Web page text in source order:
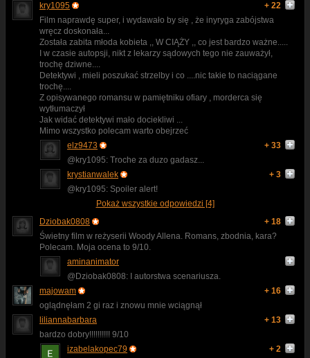
kry1095
+ 22
Film naprawdę super, i wydawało by się , że inyryga zabójstwa
wręcz doskonała...
Została zabita młoda kobieta ,, W CIĄŻY ,, co jest bardzo ważne.....
I w czasie autopsji, nikt z lekarzy sądowych tego nie zauważył,
trochę dziwne....
Detektywi , mieli poszukać strzelby i co ....nic takie to naciągane
trochę....
Z opisywanego romansu w pamiętniku ofiary , morderca się
wytłumaczył
Jak widać detektywi mało dociekliwi ...
Mimo wszystko polecam warto obejrzeć
elz9473
+ 33
@kry1095: Troche za duzo gadasz...
krystianwalek
+ 3
@kry1095: Spoiler alert!
Pokaż wszystkie odpowiedzi [4]
Dziobak0808
+ 18
Świetny film w reżyserii Woody Allena. Romans, zbodnia, kara?
Polecam. Moja ocena to 9/10.
aminanimator
@Dziobak0808: I autorstwa scenariusza.
majowam
+ 16
oglądnęłam 2 gi raz i znowu mnie wciągnął
liliannabarbara
+ 13
bardzo dobry!!!!!!!!!! 9/10
izabelakopec79
+ 2